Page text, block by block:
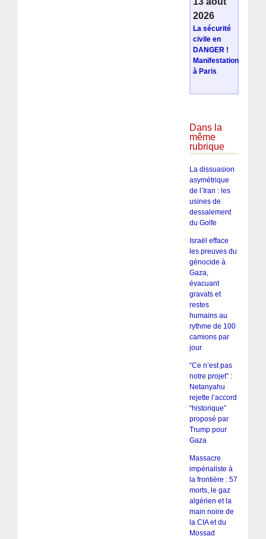
2026
La sécurité
civile en
DANGER !
Manifestation
à Paris
Dans la
même
rubrique
La dissuasion
asymétrique
de l’Iran : les
usines de
dessalement
du Golfe
Israël efface
les preuves du
génocide à
Gaza,
évacuant
gravats et
restes
humains au
rythme de 100
camions par
jour
“Ce n’est pas
notre projet” :
Netanyahu
rejette l’accord
“historique”
proposé par
Trump pour
Gaza
Massacre
impérialiste à
la frontière : 57
morts, le gaz
algérien et la
main noire de
la CIA et du
Mossad